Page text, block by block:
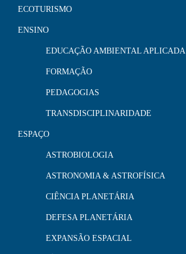
ECOTURISMO
ENSINO
EDUCAÇÃO AMBIENTAL APLICADA
FORMAÇÃO
PEDAGOGIAS
TRANSDISCIPLINARIDADE
ESPAÇO
ASTROBIOLOGIA
ASTRONOMIA & ASTROFÍSICA
CIÊNCIA PLANETÁRIA
DEFESA PLANETÁRIA
EXPANSÃO ESPACIAL